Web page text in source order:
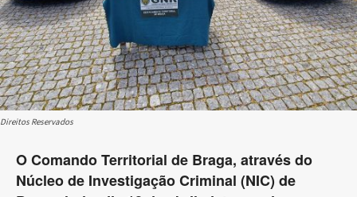
Direitos Reservados
O Comando Territorial de Braga, através do
Núcleo de Investigação Criminal (NIC) de